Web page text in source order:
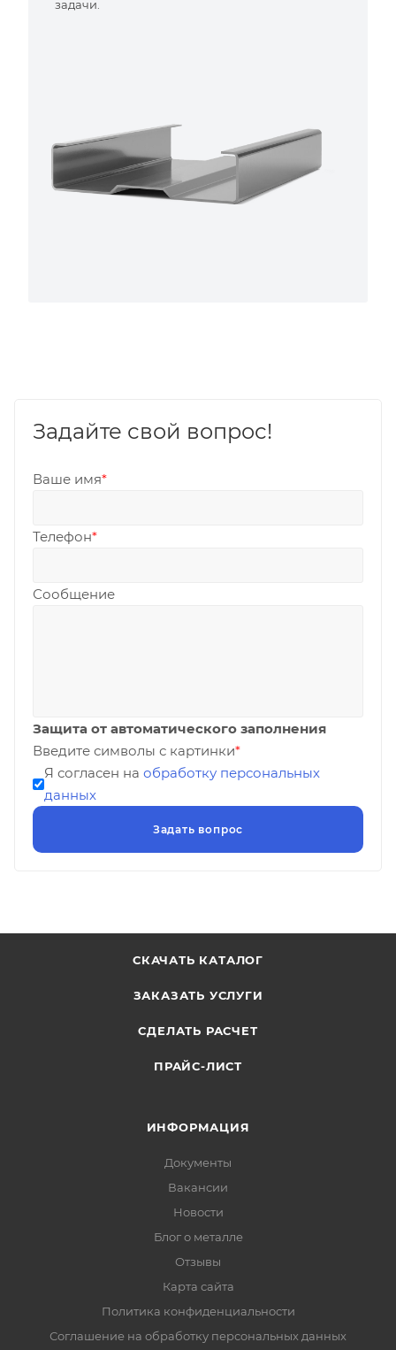
задачи.
Задайте свой вопрос!
Ваше имя*
Телефон*
Сообщение
Защита от автоматического заполнения
Введите символы с картинки*
Я согласен на обработку персональных
данных
СКАЧАТЬ КАТАЛОГ
ЗАКАЗАТЬ УСЛУГИ
СДЕЛАТЬ РАСЧЕТ
ПРАЙС-ЛИСТ
ИНФОРМАЦИЯ
Документы
Вакансии
Новости
Блог о металле
Отзывы
Карта сайта
Политика конфиденциальности
Соглашение на обработку персональных данных